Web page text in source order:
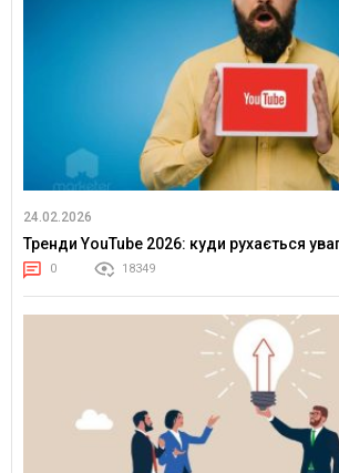
24.02.2026
Тренди YouTube 2026: куди рухається
0 18349